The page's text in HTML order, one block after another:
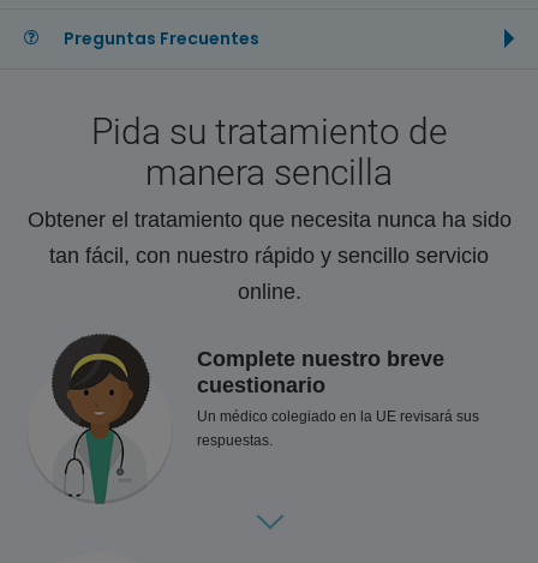
Preguntas Frecuentes
Pida su tratamiento de
manera sencilla
Obtener el tratamiento que necesita nunca ha sido
tan fácil, con nuestro rápido y sencillo servicio
online.
Complete nuestro breve
cuestionario
Un médico colegiado en la UE revisará sus
respuestas.